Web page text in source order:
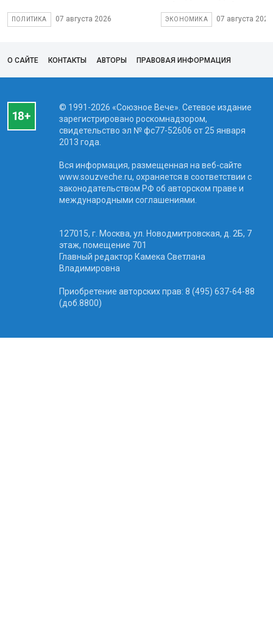
ПОЛИТИКА 07 августа 2026 ЭКОНОМИКА 07 августа 2026
О САЙТЕ КОНТАКТЫ АВТОРЫ ПРАВОВАЯ ИНФОРМАЦИЯ
© 1991-2026 «Союзное Вече». Сетевое издание
зарегистрировано роскомнадзором,
свидетельство эл № фc77-52606 от 25 января
2013 года.
Вся информация, размещенная на веб-сайте
www.souzveche.ru, охраняется в соответствии с
законодательством РФ об авторском праве и
международными соглашениями.
127015, г. Москва, ул. Новодмитровская, д. 2Б, 7
этаж, помещение 701
Главный редактор Камека Светлана
Владимировна
Приобретение авторских прав: 8 (495) 637-64-88
(доб.8800)